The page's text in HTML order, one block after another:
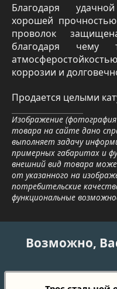
Благодаря
хорошей
проволок
благодаря чему
коррозии и
Продается целыми
Изображение
товара на сайте дано
выполняет задачу
примерных габаритах и
внешний вид товара
от указанного на
потребительские
функциональные
Возможно,